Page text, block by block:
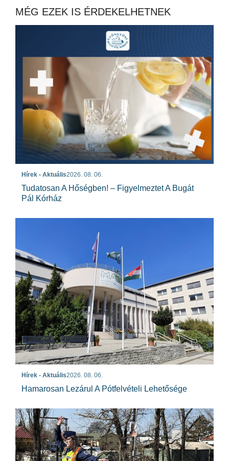
MÉG EZEK IS ÉRDEKELHETNEK
Hírek - Aktuális2026. 08. 06.
Tudatosan A Hőségben! – Figyelmeztet A Bugát
Pál Kórház
Hírek - Aktuális2026. 08. 06.
Hamarosan Lezárul A Pótfelvételi Lehetősége